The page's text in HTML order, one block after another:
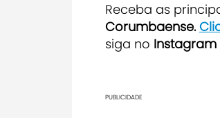
Receba as
Corumbaense.
siga no Instagram
PUBLICIDADE